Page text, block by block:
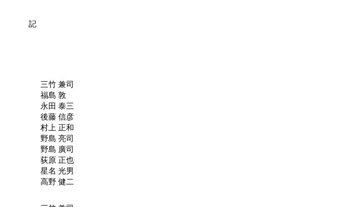
記
三竹 兼司
福島 敦
永田 泰三
後藤 信彦
村上 正和
野島 亮司
野島 廣司
荻原 正也
星名 光男
高野 健二